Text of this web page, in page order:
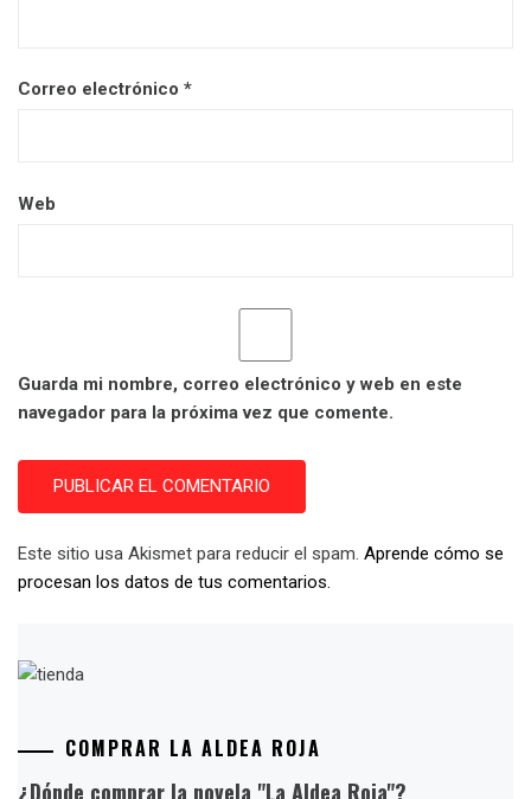
Correo electrónico *
Web
Guarda mi nombre, correo electrónico y web en este
navegador para la próxima vez que comente.
Este sitio usa Akismet para reducir el spam. Aprende cómo se
procesan los datos de tus comentarios.
COMPRAR LA ALDEA ROJA
¿Dónde comprar la novela "La Aldea Roja"?